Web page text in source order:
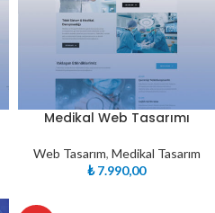
Medikal Web Tasarımı
Web Tasarım, Medikal Tasarım
₺7.990,00